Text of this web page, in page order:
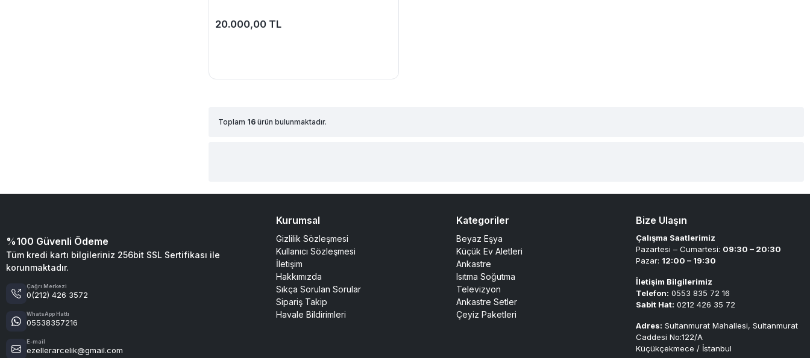
20.000,00 TL
Toplam 16 ürün bulunmaktadır.
%100 Güvenli Ödeme
Tüm kredi kartı bilgileriniz 256bit SSL Sertifikası ile
korunmaktadır.
Çağrı Merkezi
0(212) 426 3572
WhatsApp Hattı
05538357216
E-mail
ezellerarcelik@gmail.com
Kurumsal
Gizlilik Sözleşmesi
Kullanıcı Sözleşmesi
İletişim
Hakkımızda
Sıkça Sorulan Sorular
Sipariş Takip
Havale Bildirimleri
Kategoriler
Beyaz Eşya
Küçük Ev Aletleri
Ankastre
Isıtma Soğutma
Televizyon
Ankastre Setler
Çeyiz Paketleri
Bize Ulaşın
Çalışma Saatlerimiz
Pazartesi – Cumartesi: 09:30 – 20:30
Pazar: 12:00 – 19:30
İletişim Bilgilerimiz
Telefon: 0553 835 72 16
Sabit Hat: 0212 426 35 72
Adres: Sultanmurat Mahallesi, Sultanmurat
Caddesi No:122/A
Küçükçekmece / İstanbul